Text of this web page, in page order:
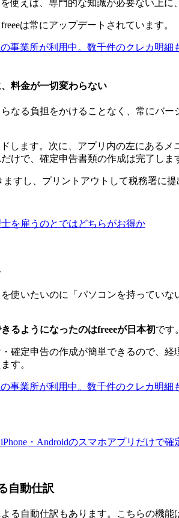
使えば、専門的な知識が必要ない上に
は常にアップデートされています。
事業所が利用中。数千件のクレカ明
料金が一切変わらない
なる負担をかけることなく、常にバ
します。次に、アプリ内の左にある
けで、確定申告書類の作成は完了しま
すし、プリントアウトして税務署に
を雇うのとではどちらがお得か
使いたいのに「パソコンを持ってい
るようになったのはfreeeが日本初です。
確定申告の作成が簡単できるので、
す。
事業所が利用中。数千件のクレカ明
・Androidのスマホアプリだけで確
自動仕訳
よる自動仕訳もあります。こちらの機